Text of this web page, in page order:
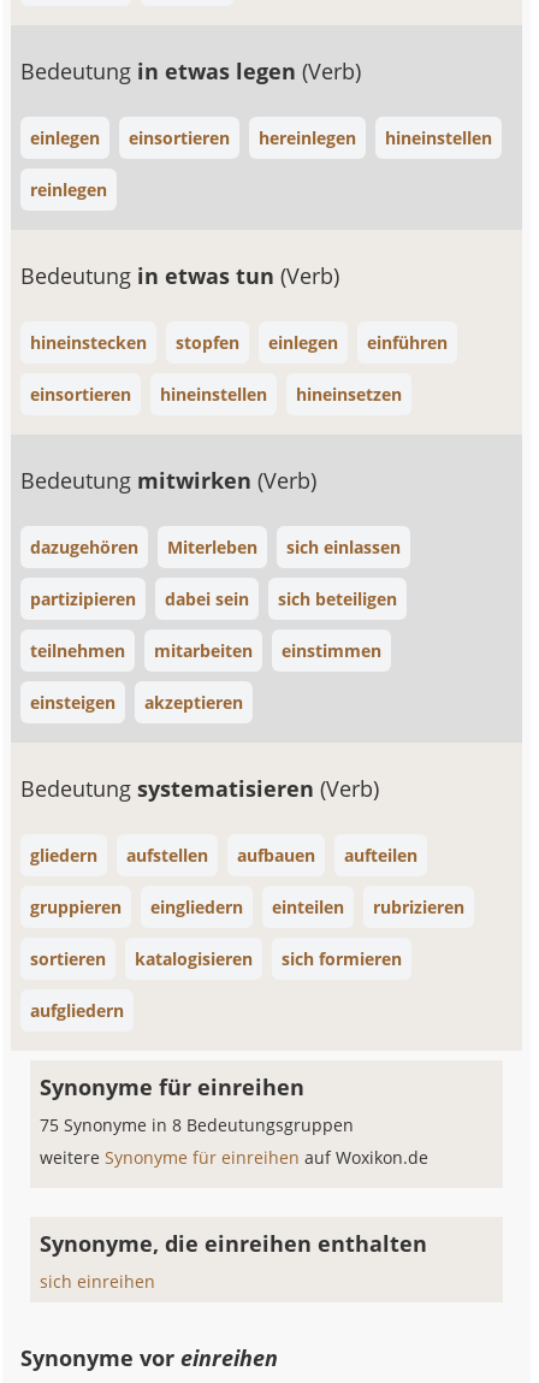
Bedeutung in etwas legen(Verb)
einlegen einsortieren hereinlegen hineinstellen
reinlegen
Bedeutung in etwas tun(Verb)
hineinstecken stopfen einlegen einführen
einsortieren hineinstellen hineinsetzen
Bedeutung mitwirken(Verb)
dazugehören Miterleben sich einlassen
partizipieren dabei sein sich beteiligen
teilnehmen mitarbeiten einstimmen
einsteigen akzeptieren
Bedeutungsystematisieren(Verb)
gliedern aufstellen aufbauen aufteilen
gruppieren eingliedern einteilen rubrizieren
sortieren katalogisieren sich formieren
aufgliedern
Synonyme für einreihen
75 Synonyme in 8 Bedeutungsgruppen
weitereSynonyme für einreihenauf Woxikon.de
Synonyme, die einreihen enthalten
sich einreihen
Synonyme voreinreihen